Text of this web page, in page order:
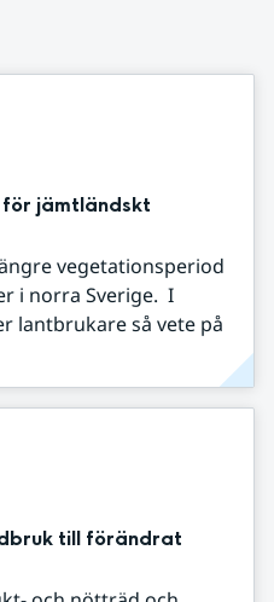
jämtländskt
vegetationsperiod
i norra Sverige. I
lantbrukare så vete på
till förändrat